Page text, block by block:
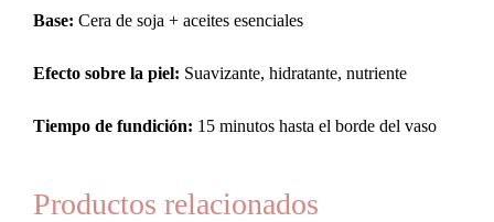
Base: Cera de soja + aceites esenciales
Efecto sobre la piel: Suavizante, hidratante, nutriente
Tiempo de fundición: 15 minutos hasta el borde del vaso
Productos relacionados